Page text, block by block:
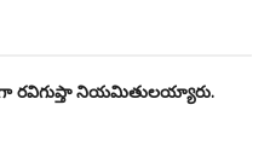
రవిగుప్తా నియమితులయ్యారు.